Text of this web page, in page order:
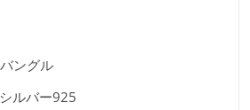
ングル
ルバー925